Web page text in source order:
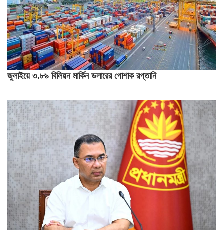
জুলাইয়ে ৩.৮৯ বিলিয়ন মার্কিন ডলারের পোশাক রপ্তানি